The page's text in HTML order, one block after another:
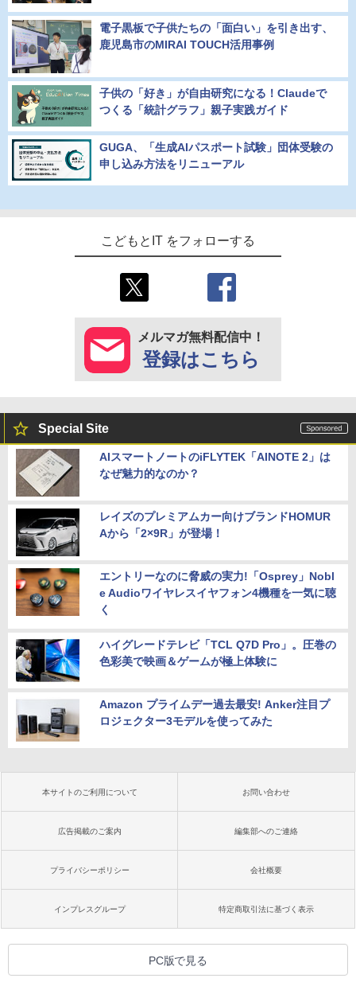
電子黒板で子供たちの「面白い」を引き出す、
鹿児島市のMIRAI TOUCH活用事例
子供の「好き」が自由研究になる！Claudeで
つくる「統計グラフ」親子実践ガイド
GUGA、「生成AIパスポート試験」団体受験の
申し込み方法をリニューアル
こどもとIT をフォローする
メルマガ無料配信中！
登録はこちら
Special Site
AIスマートノートのiFLYTEK「AINOTE 2」は
なぜ魅力的なのか？
レイズのプレミアムカー向けブランドHOMUR
Aから「2×9R」が登場！
エントリーなのに脅威の実力!「Osprey」Nobl
e Audioワイヤレスイヤフォン4機種を一気に聴
く
ハイグレードテレビ「TCL Q7D Pro」。圧巻の
色彩美で映画＆ゲームが極上体験に
Amazon プライムデー過去最安! Anker注目プ
ロジェクター3モデルを使ってみた
本サイトのご利用について お問い合わせ
広告掲載のご案内 編集部へのご連絡
プライバシーポリシー 会社概要
インプレスグループ 特定商取引法に基づく表示
PC版で見る